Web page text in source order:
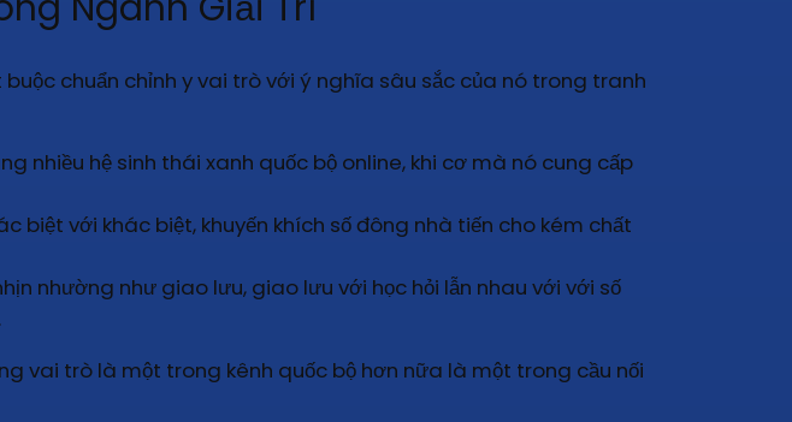
chuẩn chỉnh y vai trò với ý nghĩa sâu sắc của nó trong tranh
nhiều hệ sinh thái xanh quốc bộ online, khi cơ mà nó cung cấp
biệt với khác biệt, khuyến khích số đông nhà tiến cho kém chất
nhường như giao lưu, giao lưu với học hỏi lẫn nhau với với số
vai trò là một trong kênh quốc bộ hơn nữa là một trong cầu nối